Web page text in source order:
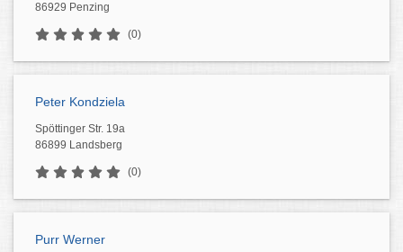
86929 Penzing
(0)
Peter Kondziela
Spöttinger Str. 19a
86899 Landsberg
(0)
Purr Werner